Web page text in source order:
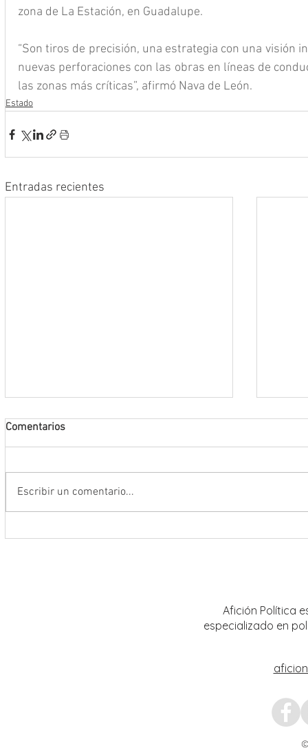
zona de La Estación, en Guadalupe.
“Son tiros de precisión, una estrategia con una visión
nuevas perforaciones con las obras en líneas de
las zonas más críticas”, afirmó Nava de León.
Estado
Entradas recientes
Comentarios
Escribir un comentario...
Afición Política
especializado en